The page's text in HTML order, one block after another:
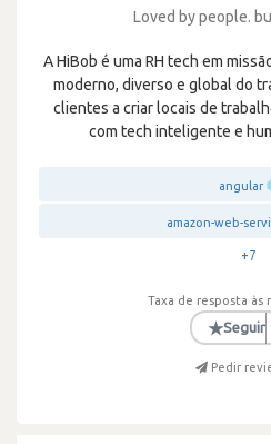
Loved by people.
A HiBob é uma RH tech em
moderno, diverso e global do
clientes a criar locais de
com tech inteligente e
angular
amazon-web-
+7
Taxa de resposta às
★Seguir
Pedir